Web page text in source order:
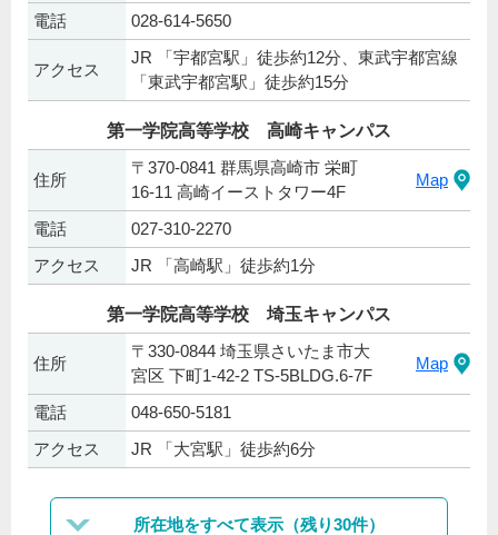
電話 028-614-5650
アクセス
JR 「宇都宮駅」徒歩約12分、東武宇都宮線
「東武宇都宮駅」徒歩約15分
第一学院高等学校 高崎キャンパス
住所
〒370-0841 群馬県高崎市 栄町
16-11 高崎イーストタワー4F
Map
電話
027-310-2270
アクセス
JR 「高崎駅」徒歩約1分
第一学院高等学校 埼玉キャンパス
住所
〒330-0844 埼玉県さいたま市大
宮区 下町1-42-2 TS-5BLDG.6-7F
Map
電話
048-650-5181
アクセス
JR 「大宮駅」徒歩約6分
所在地をすべて表示（残り30件）